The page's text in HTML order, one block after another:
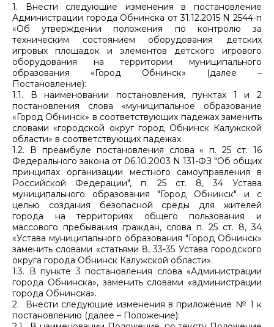
1. Внести следующие изменения в постановление
Администрации города Обнинска от 31.12.2015 N 2544-п
«Об утверждении положения по контролю за
техническим состоянием оборудования детских
игровых площадок и элементов детского игрового
оборудования на территории муниципального
образования «Город Обнинск» (далее –
Постановление):
1.1. В наименовании постановления, пунктах 1 и 2
постановления слова «муниципальное образование
«Город Обнинск» в соответствующих падежах заменить
словами «городской округ город Обнинск Калужской
области» в соответствующих падежах.
1.2. В преамбуле постановления слова « п. 25 ст. 16
Федерального закона от 06.10.2003 N 131-ФЗ "Об общих
принципах организации местного самоуправления в
Российской Федерации", п. 25 ст. 8, 34 Устава
муниципального образования "Город Обнинск" и с
целью создания безопасной среды для жителей
города на территориях общего пользования и
массового пребывания граждан, слова п. 25 ст. 8, 34
«Устава муниципального образования "Город Обнинск»
заменить словами «статьями 8, 33-35 Устава городского
округа города Обнинск Калужской области».
1.3. В пункте 3 постановления слова «Администрации
города Обнинска», заменить словами «администрации
города Обнинска».
2. Внести следующие изменения в приложение № 1 к
постановлению (далее – Положение):